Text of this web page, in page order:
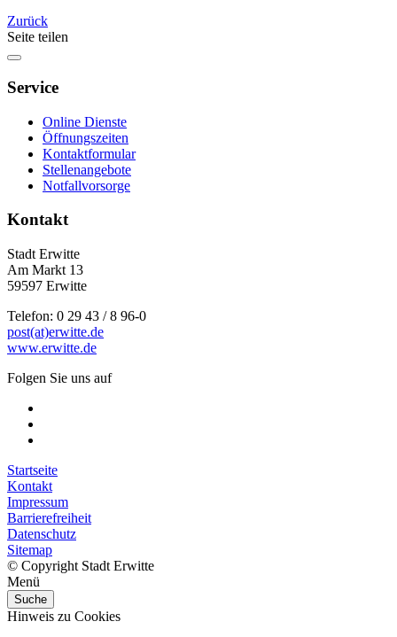
Zurück
Seite teilen
Service
Online Dienste
Öffnungszeiten
Kontaktformular
Stellenangebote
Notfallvorsorge
Kontakt
Stadt Erwitte
Am Markt 13
59597 Erwitte
Telefon: 0 29 43 / 8 96-0
post(at)erwitte.de
www.erwitte.de
Folgen Sie uns auf
Startseite
Kontakt
Impressum
Barrierefreiheit
Datenschutz
Sitemap
© Copyright Stadt Erwitte
Menü
Suche
Hinweis zu Cookies